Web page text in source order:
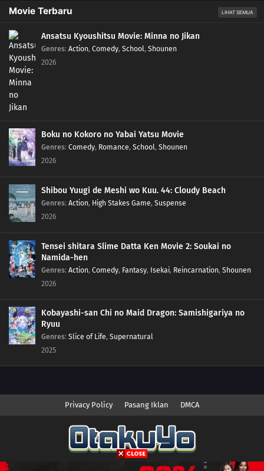
Movie Terbaru LIHAT SEMUA
Ansatsu Kyoushitsu Movie: Minna no Jikan
Genres: Action, Comedy, School, Shounen
2026
Boku no Kokoro no Yabai Yatsu Movie
Genres: Comedy, Romance, School, Shounen
2026
Shibou Yuugi de Meshi wo Kuu. 44: Cloudy Beach
Genres: Action, High Stakes Game, Suspense
2026
Tensei shitara Slime Datta Ken Movie 2: Soukai no
Namida-hen
Genres: Action, Comedy, Fantasy, Isekai, Reincarnation, Shounen
2026
Kobayashi-san Chi no Maid Dragon: Samishigariya no
Ryuu
Genres: Slice of Life, Supernatural
2025
Privacy Policy Pasang Iklan DMCA
Copyright © 2026 Anime.Otakuyo. All Rights Reserved